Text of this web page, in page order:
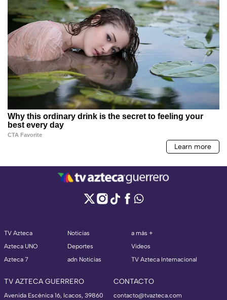
TV Azteca
Azteca UNO
Azteca 7
Noticias
Deportes
adn Noticias
a más +
Videos
TV Azteca Internacional
TV AZTECA GUERRERO
Avenida Escénica 16, Icacos, 39860
CONTACTO
contacto@tvazteca.com